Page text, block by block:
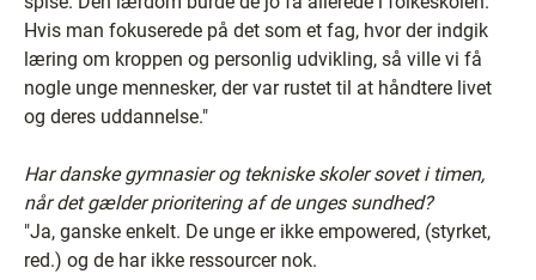
Hvis man fokuserede på det som et fag, hvor der indgik
læring om kroppen og personlig udvikling, så ville vi få
nogle unge mennesker, der var rustet til at håndtere livet
og deres uddannelse."
Har danske gymnasier og tekniske skoler sovet i timen,
når det gælder prioritering af de unges sundhed?
"Ja, ganske enkelt. De unge er ikke empowered, (styrket,
red.) og de har ikke ressourcer nok.